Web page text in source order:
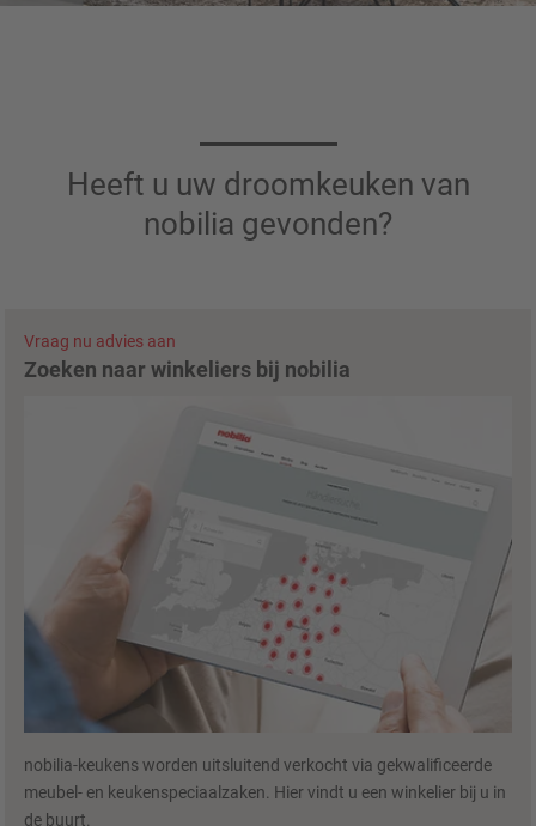
Heeft u uw droomkeuken van
nobilia gevonden?
Vraag nu advies aan
Zoeken naar winkeliers bij nobilia
nobilia-keukens worden uitsluitend verkocht via gekwalificeerde
meubel- en keukenspeciaalzaken. Hier vindt u een winkelier bij u in
de buurt.